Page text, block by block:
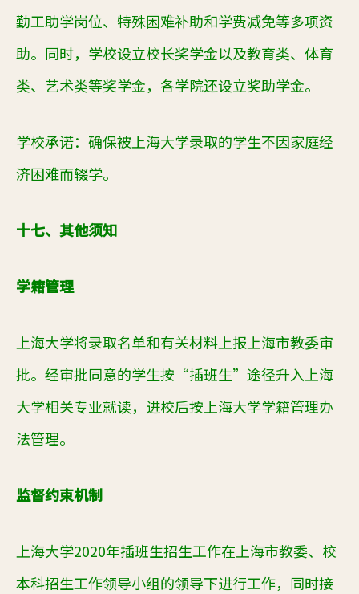
勤工助学岗位、特殊困难补助和学费减免等多项资
助。同时，学校设立校长奖学金以及教育类、体育
类、艺术类等奖学金，各学院还设立奖助学金。
学校承诺：确保被上海大学录取的学生不因家庭经
济困难而辍学。
十七、其他须知
学籍管理
上海大学将录取名单和有关材料上报上海市教委审
批。经审批同意的学生按“插班生”途径升入 上海
大学相关专业就读，进校后按 上海大学学籍管理办
法管理。
监督约束机制
上海大学2020年插班生招生工作在上海市教委、校
本科招生工作领导小组的领导下进行工作，同时接